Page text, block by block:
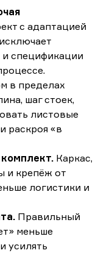
с адаптацией
и спецификации
в пределах
шаг стоек,
листовые
раскроя «в
Каркас,
и крепёж от
логистики и
Правильный
меньше
усилять